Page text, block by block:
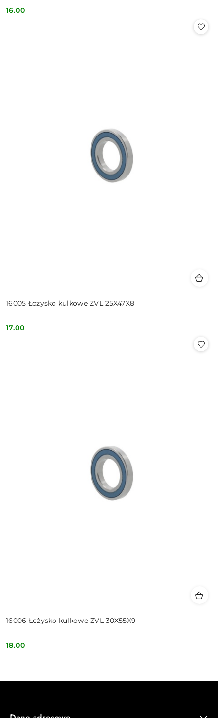
Cena:
16.00
16005 Łożysko kulkowe ZVL 25X47X8
Cena:
17.00
16006 Łożysko kulkowe ZVL 30X55X9
Cena:
18.00